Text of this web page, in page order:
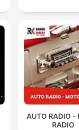
AUTO RADIO -
RADIO